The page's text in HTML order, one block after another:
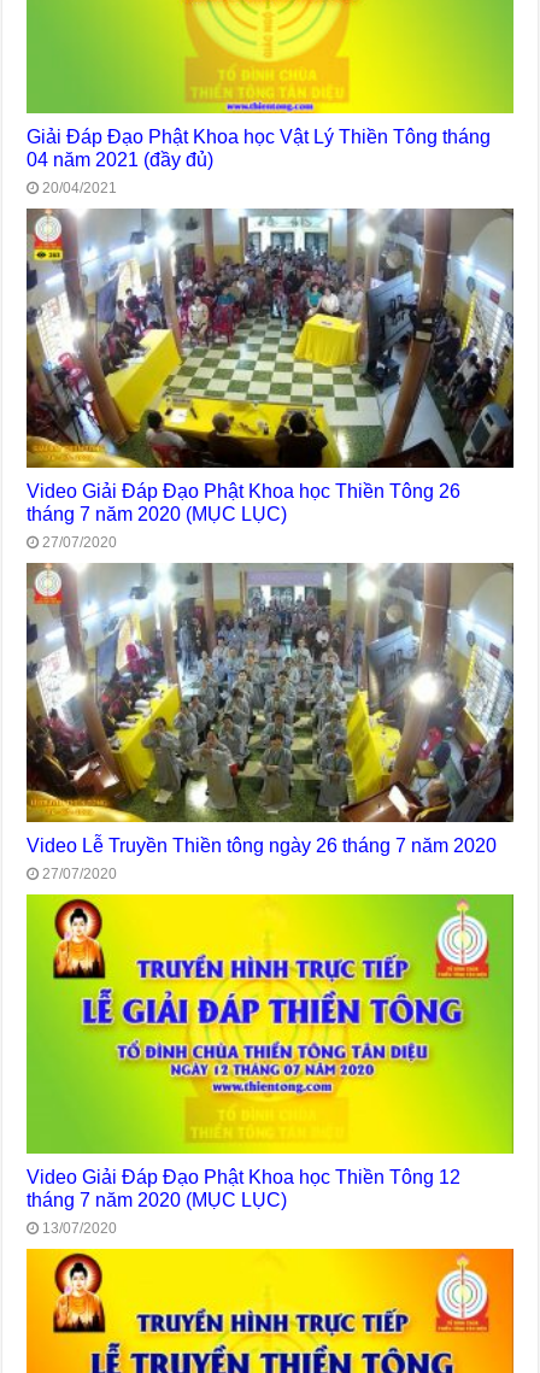
Giải Đáp Đạo Phật Khoa học Vật Lý Thiền Tông tháng
04 năm 2021 (đầy đủ)
20/04/2021
Video Giải Đáp Đạo Phật Khoa học Thiền Tông 26
tháng 7 năm 2020 (MỤC LỤC)
27/07/2020
Video Lễ Truyền Thiền tông ngày 26 tháng 7 năm 2020
27/07/2020
Video Giải Đáp Đạo Phật Khoa học Thiền Tông 12
tháng 7 năm 2020 (MỤC LỤC)
13/07/2020